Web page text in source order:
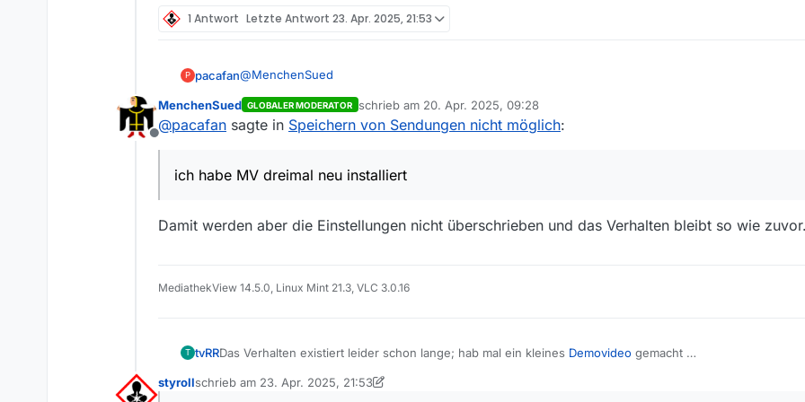
1 Antwort Letzte Antwort 23. Apr. 2025, 21:53
P pacafan@MenchenSued
Herzlichen Dank, das war’s!!!
Und ich habe MV dreimal neu installiert und in den Einstellungen von Windows rumgewühlt…
Offline
MenchenSued GLOBALER MODERATOR schrieb am 20. Apr. 2025, 09:28
zuletzt editiert von
@pacafan sagte in Speichern von Sendungen nicht möglich:
ich habe MV dreimal neu installiert
Damit werden aber die Einstellungen nicht überschrieben und das Verhalten bleibt so wie zuvor.
MediathekView 14.5.0, Linux Mint 21.3, VLC 3.0.16
T tvRRDas Verhalten existiert leider schon lange; hab mal ein kleines Demovideo gemacht …
styrollschrieb am 23. Apr. 2025, 21:53
zuletzt editiert von styroll